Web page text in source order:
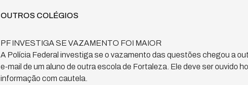
OUTROS COLÉGIOS
PF INVESTIGA SE VAZAMENTO FOI MAIOR
A Polícia Federal investiga se o vazamento das questões chegou a
e-mail de um aluno de outra escola de Fortaleza. Ele deve ser ouvido
informação com cautela.